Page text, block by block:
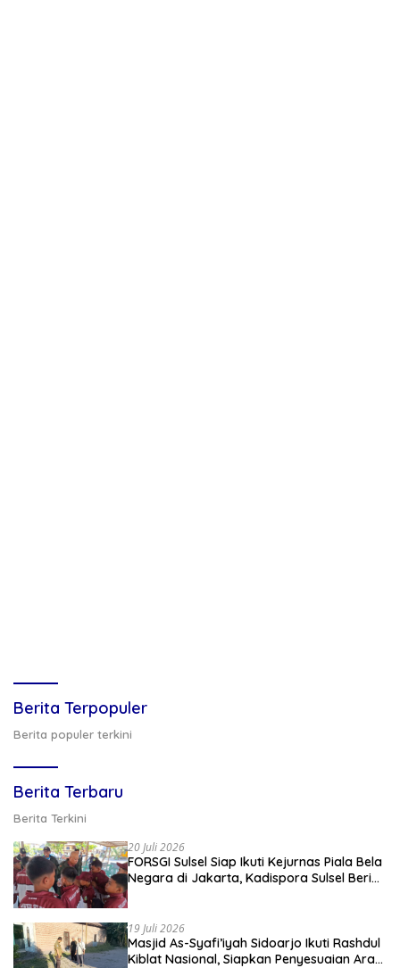
Berita Terpopuler
Berita populer terkini
Berita Terbaru
Berita Terkini
20 Juli 2026
FORSGI Sulsel Siap Ikuti Kejurnas Piala Bela
Negara di Jakarta, Kadispora Sulsel Beri
19 Juli 2026
Masjid As-Syafi’iyah Sidoarjo Ikuti Rashdul
Kiblat Nasional, Siapkan Penyesuaian Arah